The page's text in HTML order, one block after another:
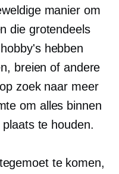
manier om
die grotendeels
hebben
breien of andere
zoek naar meer
om alles binnen
te houden.
te komen,